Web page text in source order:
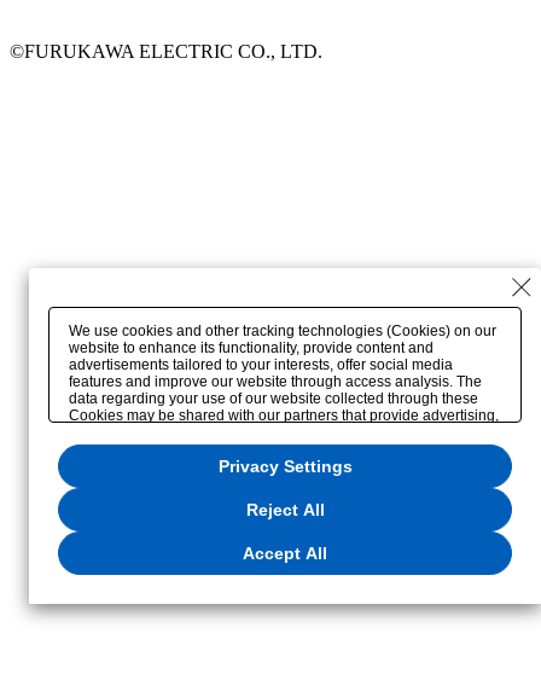
©FURUKAWA ELECTRIC CO., LTD.
We use cookies and other tracking technologies (Cookies) on our
website to enhance its functionality, provide content and
advertisements tailored to your interests, offer social media
features and improve our website through access analysis. The
data regarding your use of our website collected through these
Cookies may be shared with our partners that provide advertising,
combine the data shared by us with other data that you have
provided to them or that they have collected from your use of their
services or other websites to analyze and optimize
the internet. If you wish to reject the use of all Cookies except for
Strictly Necessary Cookies, please click "Reject All". If you agree
to the use of all Cookies, please click "Accept All". To select your
preferences for each purpose, please click
hover button displayed at the bottom left of this website or through
the"Privacy Settings"button (or link) located in ourPrivacy Policy
Privacy Settings
Reject All
Accept All